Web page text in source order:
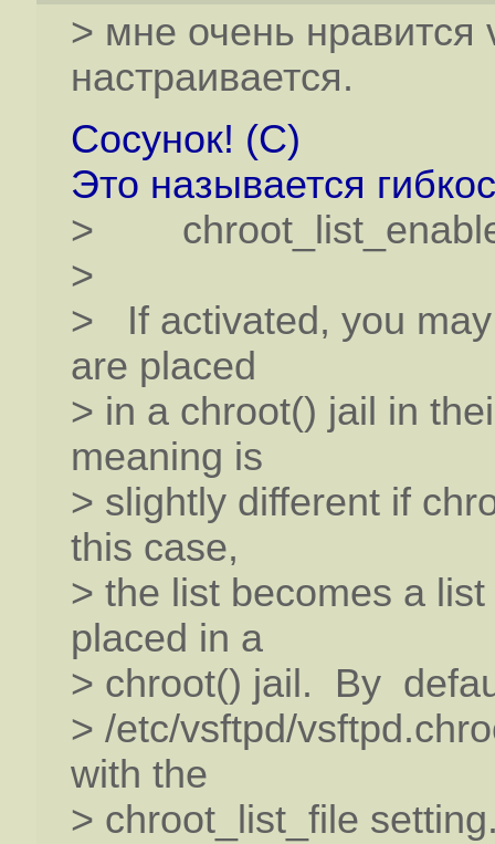
> мне очень нравится
настраивается.
Сосунок! (С)
Это называется
>
>
> If activated, you
are placed
> in a chroot() jail in
meaning is
> slightly different if
this case,
> the list becomes a
placed in a
> chroot() jail. By
> /etc/vsftpd/
with the
> chroot_list_file